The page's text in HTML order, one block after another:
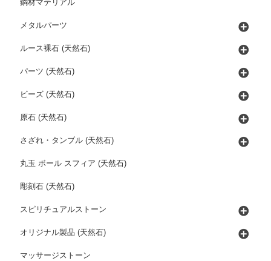
鋼材マテリアル
メタルパーツ
ルース裸石 (天然石)
パーツ (天然石)
ビーズ (天然石)
原石 (天然石)
さざれ・タンブル (天然石)
丸玉 ボール スフィア (天然石)
彫刻石 (天然石)
スピリチュアルストーン
オリジナル製品 (天然石)
マッサージストーン